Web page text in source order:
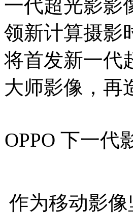
一代超光影影
领新计算摄影
将首发新一代
大师影像，再
OPPO 下一代
作为移动影